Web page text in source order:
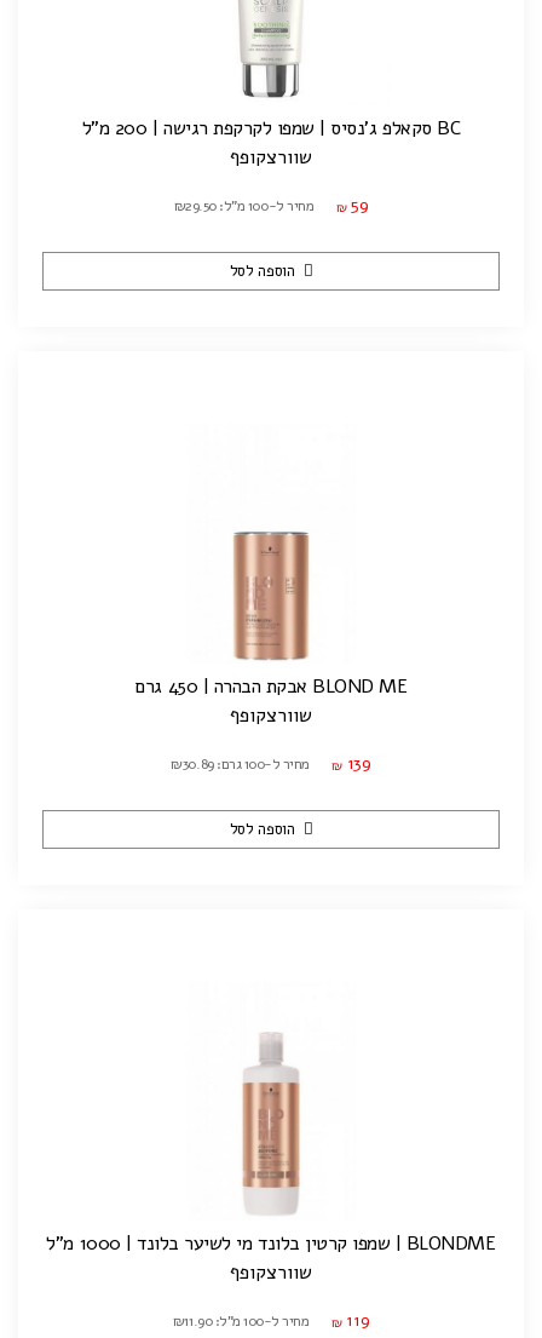
BC סקאלפ ג'נסיס | שמפו לקרקפת רגישה | 200 מ"ל
שוורצקופף
₪ 59 מחיר ל-100 מ"ל: ₪29.50
הוספה לסל
BLOND ME אבקת הבהרה | 450 גרם
שוורצקופף
₪ 139 מחיר ל-100 גרם: ₪30.89
הוספה לסל
BLONDME | שמפו קרטין בלונד מי לשיער בלונד | 1000 מ"ל
שוורצקופף
₪ 119 מחיר ל-100 מ"ל: ₪11.90